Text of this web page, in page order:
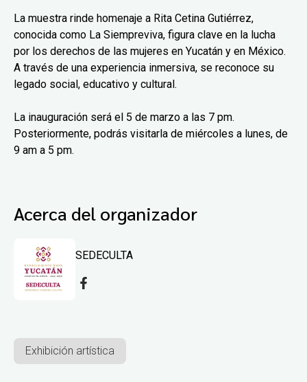
La muestra rinde homenaje a Rita Cetina Gutiérrez,
conocida como La Siempreviva, figura clave en la lucha
por los derechos de las mujeres en Yucatán y en México.
A través de una experiencia inmersiva, se reconoce su
legado social, educativo y cultural.
La inauguración será el 5 de marzo a las 7 pm.
Posteriormente, podrás visitarla de miércoles a lunes, de
9 am a 5 pm.
Acerca del organizador
SEDECULTA
Exhibición artística